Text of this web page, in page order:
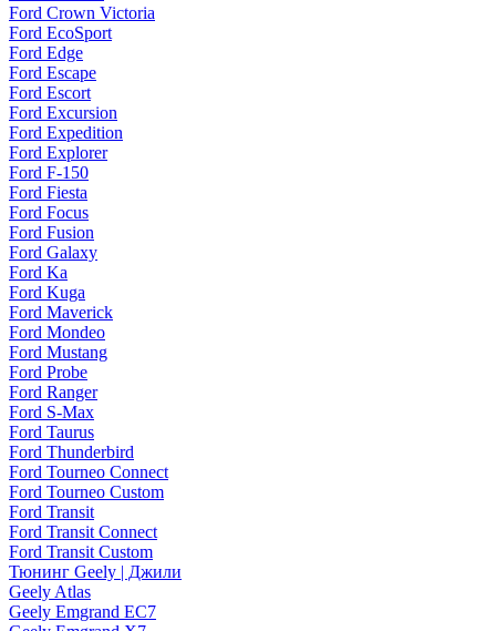
Ford Crown Victoria
Ford EcoSport
Ford Edge
Ford Escape
Ford Escort
Ford Excursion
Ford Expedition
Ford Explorer
Ford F-150
Ford Fiesta
Ford Focus
Ford Fusion
Ford Galaxy
Ford Ka
Ford Kuga
Ford Maverick
Ford Mondeo
Ford Mustang
Ford Probe
Ford Ranger
Ford S-Max
Ford Taurus
Ford Thunderbird
Ford Tourneo Connect
Ford Tourneo Custom
Ford Transit
Ford Transit Connect
Ford Transit Custom
Тюнинг Geely | Джили
Geely Atlas
Geely Emgrand EC7